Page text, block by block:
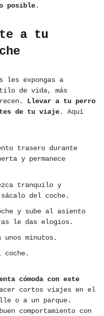
posible.
a tu
les expongas a
de vida, más
Llevar a tu perro
de tu viaje. Aquí
trasero durante
y permanece
tranquilo y
del coche.
y sube al asiento
le das elogios.
unos minutos.
coche.
cómoda con este
cortos viajes en el
o a un parque.
comportamiento con